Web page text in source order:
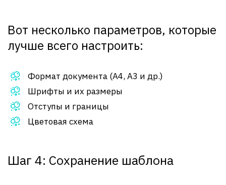
Вот несколько параметров, которые
лучше всего настроить:
Формат документа (А4, А3 и др.)
Шрифты и их размеры
Отступы и границы
Цветовая схема
Шаг 4: Сохранение шаблона